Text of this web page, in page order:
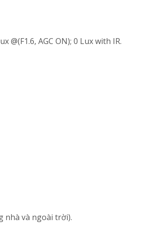
@(F1.6, AGC ON); 0 Lux with IR.
nhà và ngoài trời).